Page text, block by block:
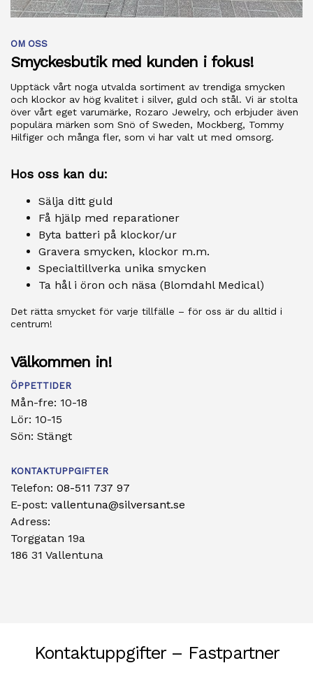
OM OSS
Smyckesbutik med kunden i fokus!
Upptäck vårt noga utvalda sortiment av trendiga smycken
och klockor av hög kvalitet i silver, guld och stål. Vi är stolta
över vårt eget varumärke, Rozaro Jewelry, och erbjuder även
populära märken som Snö of Sweden, Mockberg, Tommy
Hilfiger och många fler, som vi har valt ut med omsorg.
Hos oss kan du:
Sälja ditt guld
Få hjälp med reparationer
Byta batteri på klockor/ur
Gravera smycken, klockor m.m.
Specialtillverka unika smycken
Ta hål i öron och näsa (Blomdahl Medical)
Det rätta smycket för varje tillfälle – för oss är du alltid i
centrum!
Välkommen in!
ÖPPETTIDER
Mån-fre: 10-18
Lör: 10-15
Sön: Stängt
KONTAKTUPPGIFTER
Telefon: 08-511 737 97
E-post: vallentuna@silversant.se
Adress:
Torggatan 19a
186 31 Vallentuna
Kontaktuppgifter – Fastpartner